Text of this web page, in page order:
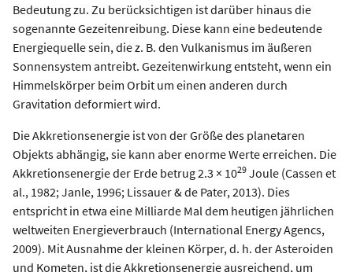
Bedeutung zu. Zu berücksichtigen ist darüber hinaus die
sogenannte Gezeitenreibung. Diese kann eine bedeutende
Energiequelle sein, die z. B. den Vulkanismus im äußeren
Sonnensystem antreibt. Gezeitenwirkung entsteht, wenn ein
Himmelskörper beim Orbit um einen anderen durch
Gravitation deformiert wird.
Die Akkretionsenergie ist von der Größe des planetaren
Objekts abhängig, sie kann aber enorme Werte erreichen. Die
Akkretionsenergie der Erde betrug 2.3 × 1029 Joule (Cassen et
al., 1982; Janle, 1996; Lissauer & de Pater, 2013). Dies
entspricht in etwa eine Milliarde Mal dem heutigen jährlichen
weltweiten Energieverbrauch (International Energy Agencs,
2009). Mit Ausnahme der kleinen Körper, d. h. der Asteroiden
und Kometen, ist die Akkretionsenergie ausreichend, um